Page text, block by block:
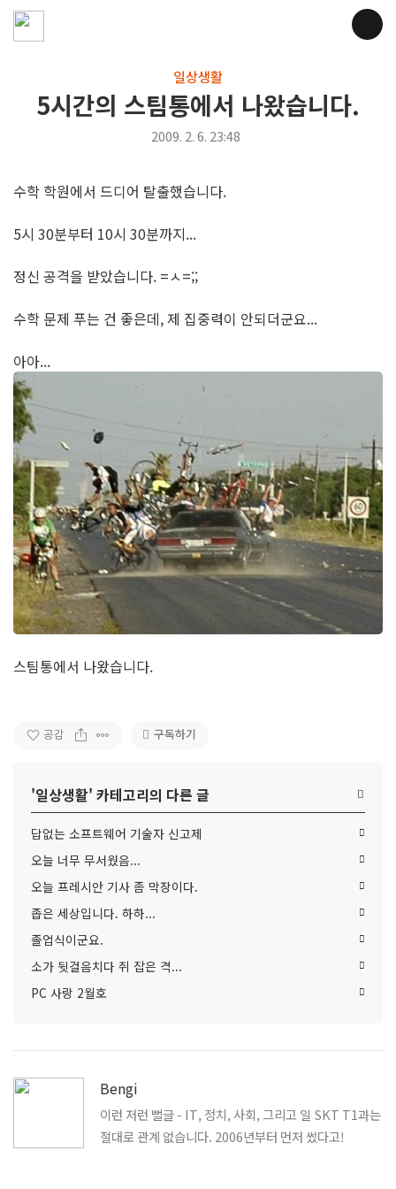
일상생활
5시간의 스팀통에서 나왔습니다.
2009. 2. 6. 23:48
수학 학원에서 드디어 탈출했습니다.
5시 30분부터 10시 30분까지...
정신 공격을 받았습니다. =ㅅ=;;
수학 문제 푸는 건 좋은데, 제 집중력이 안되더군요...
아아...
스팀통에서 나왔습니다.
공감 구독하기
'일상생활' 카테고리의 다른 글
답없는 소프트웨어 기술자 신고제
오늘 너무 무서웠음...
오늘 프레시안 기사 좀 막장이다.
좁은 세상입니다. 하하...
졸업식이군요.
소가 뒷걸음치다 쥐 잡은 격...
PC 사랑 2월호
Bengi
이런 저런 뻘글 - IT, 정치, 사회, 그리고 일 SKT T1과는
절대로 관계 없습니다. 2006년부터 먼저 썼다고!